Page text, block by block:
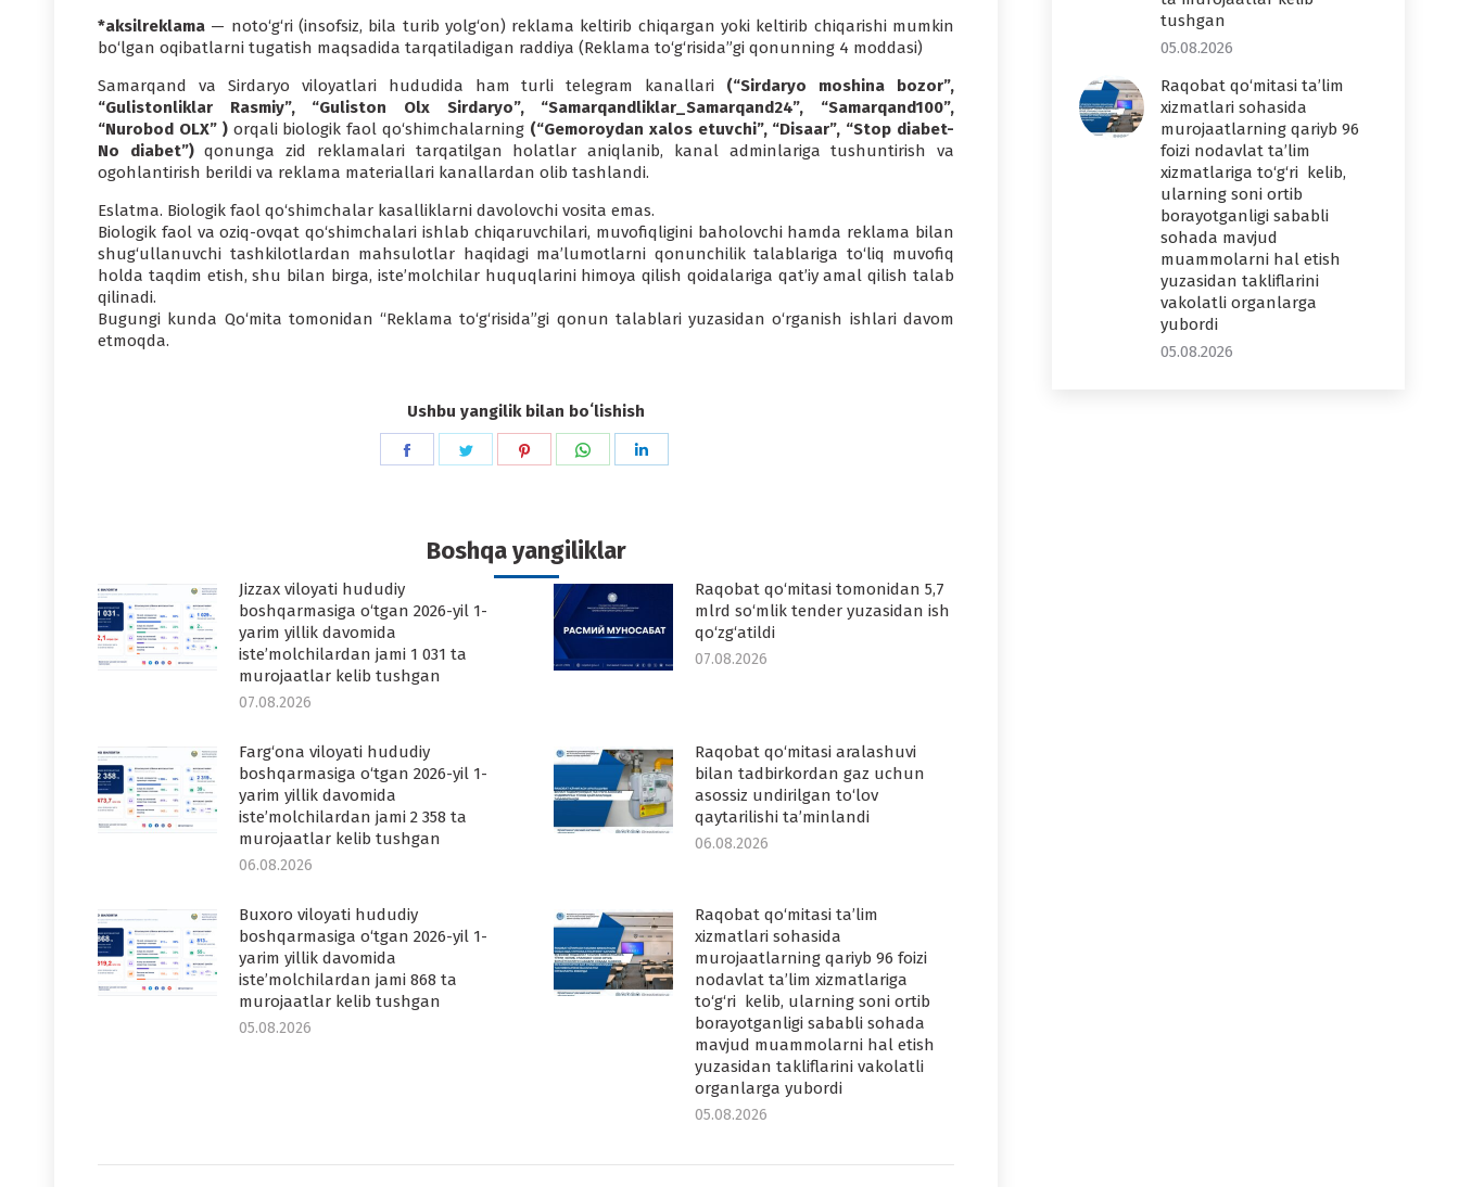
*aksilreklama — noto‘g‘ri (insofsiz, bila turib yolg‘on) reklama keltirib chiqargan yoki keltirib chiqarishi mumkin
bo‘lgan oqibatlarni tugatish maqsadida tarqatiladigan raddiya (Reklama to‘g‘risida”gi qonunning 4 moddasi)
Samarqand va Sirdaryo viloyatlari hududida ham turli telegram kanallari (“Sirdaryo moshina bozor”,
“Gulistonliklar Rasmiy”, “Guliston Olx Sirdaryo”, “Samarqandliklar_Samarqand24”, “Samarqand100”,
“Nurobod OLX” )orqali biologik faol qo‘shimchalarning (“Gemoroydan xalos etuvchi”, “Disaar”, “Stop diabet-
No diabet”)qonunga zid reklamalari tarqatilgan holatlar aniqlanib, kanal adminlariga tushuntirish va
ogohlantirish berildi va reklama materiallari kanallardan olib tashlandi.
Eslatma. Biologik faol qo‘shimchalar kasalliklarni davolovchi vosita emas.
Biologik faol va oziq-ovqat qo‘shimchalari ishlab chiqaruvchilari, muvofiqligini baholovchi hamda reklama bilan
shug‘ullanuvchi tashkilotlardan mahsulotlar haqidagi ma’lumotlarni qonunchilik talablariga to‘liq muvofiq
holda taqdim etish, shu bilan birga, iste’molchilar huquqlarini himoya qilish qoidalariga qat’iy amal qilish talab
qilinadi.
Bugungi kunda Qo‘mita tomonidan “Reklama to‘g‘risida”gi qonun talablari yuzasidan o‘rganish ishlari davom
etmoqda.
Ushbu yangilik bilan boʻlishish
Share
Share
Share
Share
Boshqa yangiliklar
Jizzax viloyati hududiy
boshqarmasiga o‘tgan 2026-yil 1-
yarim yillik davomida
iste’molchilardan jami 1 031 ta
murojaatlar kelib tushgan
07.08.2026
Raqobat qo‘mitasi tomonidan 5,7
mlrd so‘mlik tender yuzasidan ish
qo‘zg‘atildi
07.08.2026
Farg‘ona viloyati hududiy
boshqarmasiga o‘tgan 2026-yil 1-
yarim yillik davomida
iste’molchilardan jami 2 358 ta
murojaatlar kelib tushgan
06.08.2026
Raqobat qo‘mitasi aralashuvi
bilan tadbirkordan gaz uchun
asossiz undirilgan to‘lov
qaytarilishi ta’minlandi
06.08.2026
Buxoro viloyati hududiy
boshqarmasiga o‘tgan 2026-yil 1-
yarim yillik davomida
iste’molchilardan jami 868 ta
murojaatlar kelib tushgan
05.08.2026
Raqobat qo‘mitasi ta’lim
xizmatlari sohasida
murojaatlarning qariyb 96 foizi
nodavlat ta’lim xizmatlariga
to‘g‘ri kelib, ularning soni ortib
borayotganligi sababli sohada
mavjud muammolarni hal etish
yuzasidan takliflarini vakolatli
organlarga yubordi
05.08.2026
tushgan
05.08.2026
Raqobat qo‘mitasi ta’lim
xizmatlari sohasida
murojaatlarning qariyb 96
foizi nodavlat ta’lim
xizmatlariga to‘g‘ri kelib,
ularning soni ortib
borayotganligi sababli
sohada mavjud
muammolarni hal etish
yuzasidan takliflarini
vakolatli organlarga
yubordi
05.08.2026